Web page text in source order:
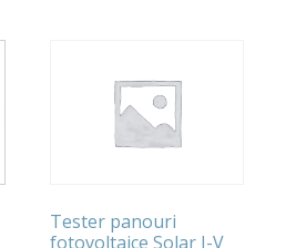
Tester panouri
fotovoltaice Solar I-V